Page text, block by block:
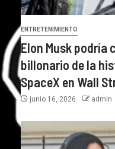
ENTRETENIMIENTO
Elon Musk podría
billonario de la
SpaceX en Wall
junio 16, 2026 admin